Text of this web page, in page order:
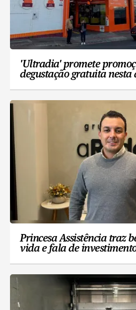
'Ultradia' promete
degustação gratuita nesta
Princesa Assistência traz
vida e fala de